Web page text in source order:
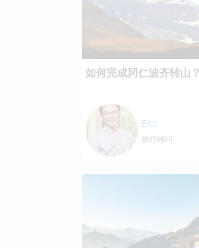
如何完成冈仁波齐转山？
Eric
旅行顾问